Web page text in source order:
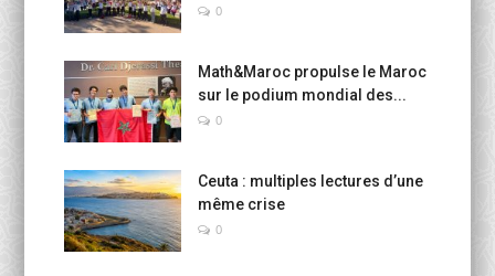
0
Math&Maroc propulse le Maroc
sur le podium mondial des...
0
Ceuta : multiples lectures d’une
même crise
0